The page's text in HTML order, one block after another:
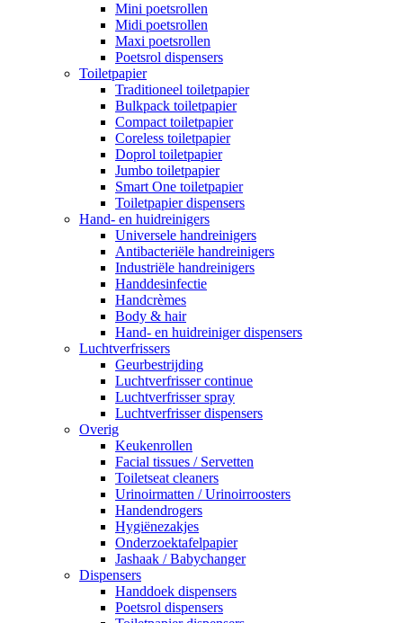
Mini poetsrollen
Midi poetsrollen
Maxi poetsrollen
Poetsrol dispensers
Toiletpapier
Traditioneel toiletpapier
Bulkpack toiletpapier
Compact toiletpapier
Coreless toiletpapier
Doprol toiletpapier
Jumbo toiletpapier
Smart One toiletpapier
Toiletpapier dispensers
Hand- en huidreinigers
Universele handreinigers
Antibacteriële handreinigers
Industriële handreinigers
Handdesinfectie
Handcrèmes
Body & hair
Hand- en huidreiniger dispensers
Luchtverfrissers
Geurbestrijding
Luchtverfrisser continue
Luchtverfrisser spray
Luchtverfrisser dispensers
Overig
Keukenrollen
Facial tissues / Servetten
Toiletseat cleaners
Urinoirmatten / Urinoirroosters
Handendrogers
Hygiënezakjes
Onderzoektafelpapier
Jashaak / Babychanger
Dispensers
Handdoek dispensers
Poetsrol dispensers